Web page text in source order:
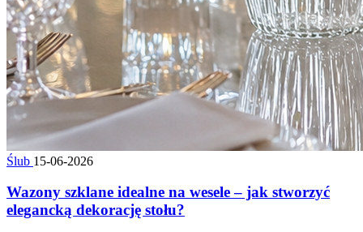
Ślub 15-06-2026
Wazony szklane idealne na wesele – jak stworzyć
elegancką dekorację stołu?